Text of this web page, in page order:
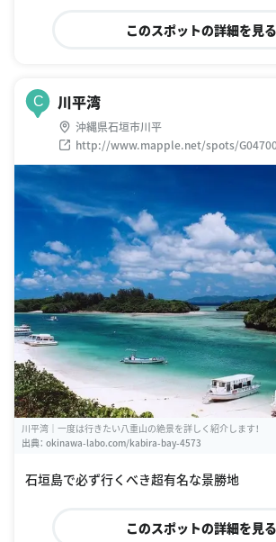
このスポットの詳細を見る
C 川平湾
沖縄県石垣市川平
http://www.mapple.net/spots/
川平湾｜一度は行きたい八重山の絶景を詳しく紹介します！
出典： okinawa-labo.com/kabira-bay-4573
石垣島で必ず行くべき超有名な景勝地
このスポットの詳細を見る